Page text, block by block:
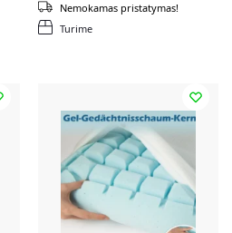
Turime
Nemokamas pristatymas!